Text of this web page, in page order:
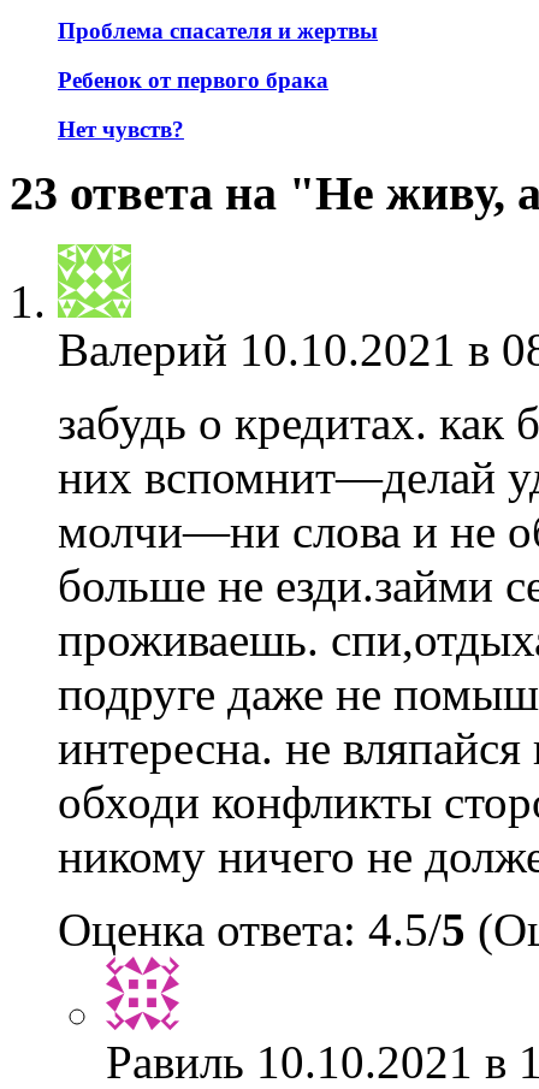
Проблема спасателя и жертвы
Ребенок от первого брака
Нет чувств?
23 ответа на "Не живу,
Валерий 10.10.2021 в
забудь о кредитах. как
них вспомнит—делай
молчи—ни слова и не
больше не езди.займи
проживаешь.
подруге даже не
интересна. не
обходи конфликты
никому ничего не
Оценка ответа: 4.5/5
Равиль 10.10.2021 в